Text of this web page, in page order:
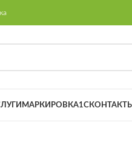
МАРКИРОВКА1СКОНТАКТЫ